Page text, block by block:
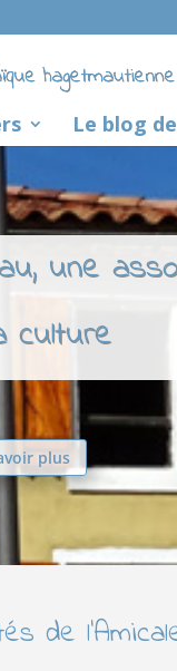
Le blog
une
culture
plus
de